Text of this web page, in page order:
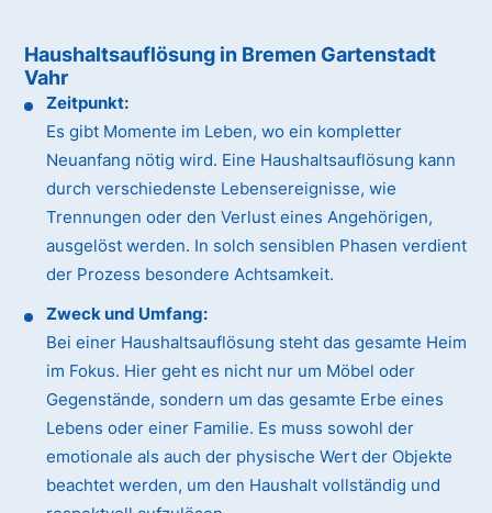
Haushaltsauflösung in Bremen Gartenstadt
Vahr
Zeitpunkt:
Es gibt Momente im Leben, wo ein kompletter
Neuanfang nötig wird. Eine Haushaltsauflösung kann
durch verschiedenste Lebensereignisse, wie
Trennungen oder den Verlust eines Angehörigen,
ausgelöst werden. In solch sensiblen Phasen verdient
der Prozess besondere Achtsamkeit.
Zweck und Umfang:
Bei einer Haushaltsauflösung steht das gesamte Heim
im Fokus. Hier geht es nicht nur um Möbel oder
Gegenstände, sondern um das gesamte Erbe eines
Lebens oder einer Familie. Es muss sowohl der
emotionale als auch der physische Wert der Objekte
beachtet werden, um den Haushalt vollständig und